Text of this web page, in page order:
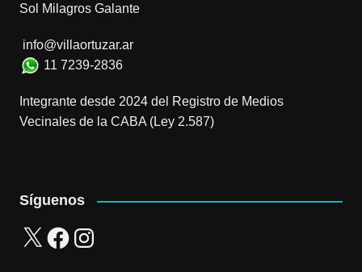
Sol Milagros Galante
info@villaortuzar.ar
11 7239-2836
Integrante desde 2024 del Registro de Medios
Vecinales de la CABA (Ley 2.587)
Síguenos
X FacebookInstagram